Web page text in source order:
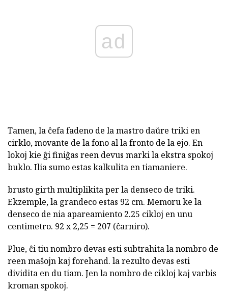
ad
Tamen, la ĉefa fadeno de la mastro daŭre triki en
cirklo, movante de la fono al la fronto de la ejo. En
lokoj kie ĝi finiĝas reen devus marki la ekstra spokoj
buklo. Ilia sumo estas kalkulita en tiamaniere.
brusto girth multiplikita per la denseco de triki.
Ekzemple, la grandeco estas 92 cm. Memoru ke la
denseco de nia apareamiento 2.25 cikloj en unu
centimetro. 92 x 2,25 = 207 (ĉarniro).
Plue, ĉi tiu nombro devas esti subtrahita la nombro de
reen maŝojn kaj forehand. la rezulto devas esti
dividita en du tiam. Jen la nombro de cikloj kaj varbis
kroman spokoj.